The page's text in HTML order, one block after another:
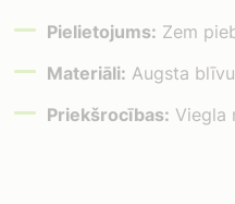
Pielietojums: Zem
Materiāli: Augsta
Priekšrocības: Viegla